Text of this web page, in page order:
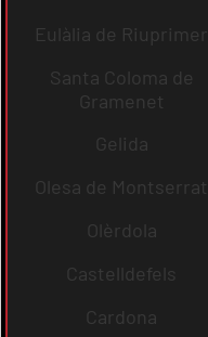
Eulàlia de Riuprimer
Santa Coloma de
Gramenet
Gelida
Olesa de Montserrat
Olèrdola
Castelldefels
Cardona